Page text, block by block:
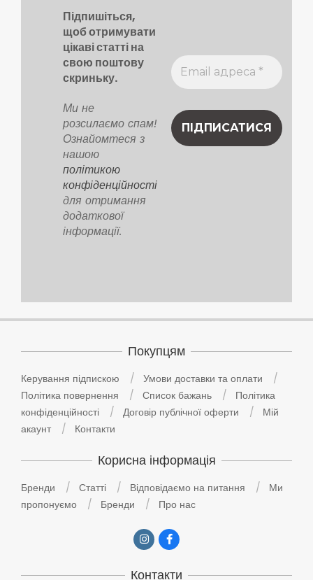
Підпишіться,
щоб отримувати
цікаві статті на
свою поштову
скриньку.
Ми не
розсилаємо спам!
Ознайомтеся з
нашою
політикою
конфіденційності
для отримання
додаткової
інформації.
Покупцям
Керування підпискою
Умови доставки та оплати
Політика повернення
Список бажань
Політика
конфіденційності
Договір публічної оферти
Мій
акаунт
Контакти
Корисна інформація
Бренди Статті Відповідаємо на питання
Ми
пропонуємо
Бренди Про нас
Контакти